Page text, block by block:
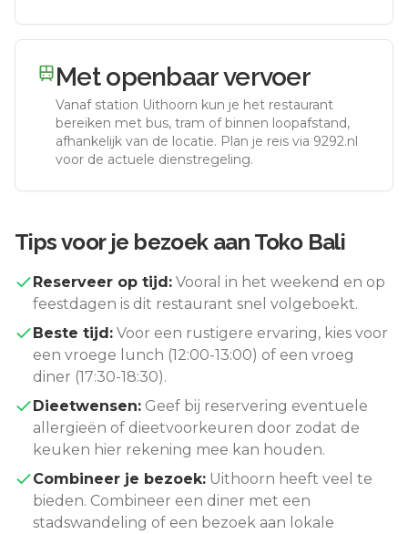
Met openbaar vervoer
Vanaf station Uithoorn kun je het restaurant
bereiken met bus, tram of binnen loopafstand,
afhankelijk van de locatie. Plan je reis via 9292.nl
voor de actuele dienstregeling.
Tips voor je bezoek aan Toko Bali
Reserveer op tijd: Vooral in het weekend en op
feestdagen is dit restaurant snel volgeboekt.
Beste tijd: Voor een rustigere ervaring, kies voor
een vroege lunch (12:00-13:00) of een vroeg
diner (17:30-18:30).
Dieetwensen: Geef bij reservering eventuele
allergieën of dieetvoorkeuren door zodat de
keuken hier rekening mee kan houden.
Combineer je bezoek: Uithoorn heeft veel te
bieden. Combineer een diner met een
stadswandeling of een bezoek aan lokale